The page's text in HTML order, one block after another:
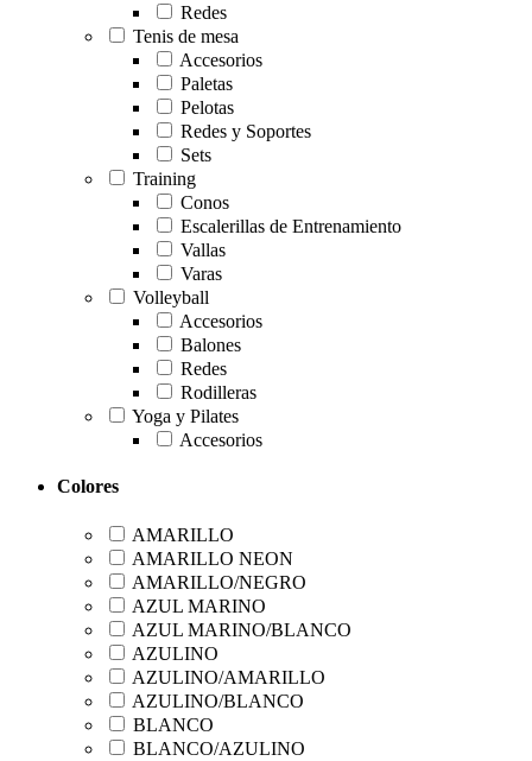
Redes
Tenis de mesa
Accesorios
Paletas
Pelotas
Redes y Soportes
Sets
Training
Conos
Escalerillas de Entrenamiento
Vallas
Varas
Volleyball
Accesorios
Balones
Redes
Rodilleras
Yoga y Pilates
Accesorios
Colores
AMARILLO
AMARILLO NEON
AMARILLO/NEGRO
AZUL MARINO
AZUL MARINO/BLANCO
AZULINO
AZULINO/AMARILLO
AZULINO/BLANCO
BLANCO
BLANCO/AZULINO